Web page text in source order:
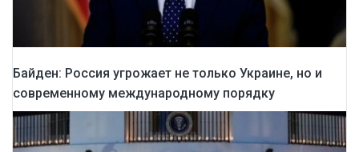
Байден: Россия угрожает не только Украине, но и
современному международному порядку